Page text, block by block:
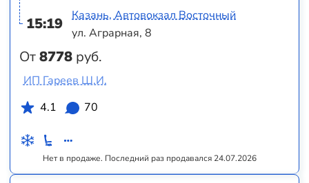
15:19
От8778 руб.
Казань, Автовокзал Восточный
ул. Аграрная, 8
Нет в продаже. Последний раз продавался 24.07.2026
ИП Гареев Ш.И.
4.1
70